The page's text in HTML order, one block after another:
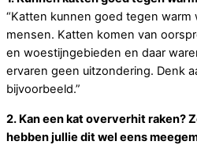
“Katten kunnen goed tegen warm
mensen. Katten komen van
en woestijngebieden en daar
ervaren geen uitzondering. Denk
bijvoorbeeld.”
2. Kan een kat oververhit raken?
hebben jullie dit wel eens